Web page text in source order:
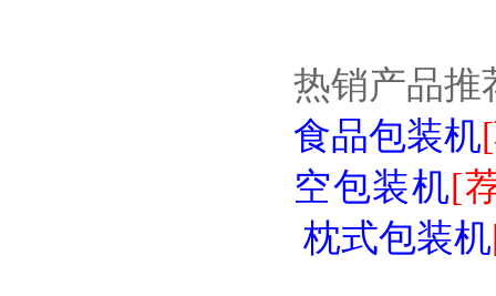
热销产品推
食品包装机
空包装机[
枕式包装机